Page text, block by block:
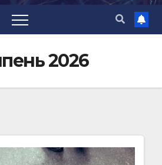
2026